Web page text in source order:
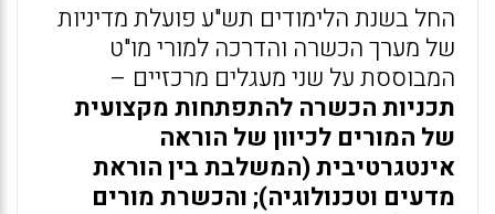
החל בשנת הלימודים תש"ע פועלת מדיניות
של מערך הכשרה והדרכה למורי מו"ט
המבוססת על שני מעגלים מרכזיים –
תכניות הכשרה להתפתחות מקצועית
של המורים לכיוון של הוראה
אינטגרטיבית (המשלבת בין הוראת
מדעים וטכנולוגיה); והכשרת מורים